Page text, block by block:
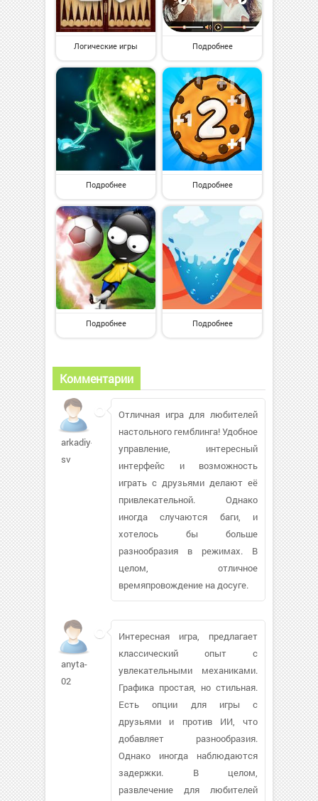
Логические игры Подробнее
Подробнее Подробнее
Подробнее Подробнее
Комментарии
arkadiy-
sv
Отличная игра для любителей
настольного гемблинга! Удобное
управление, интересный
интерфейс и возможность
играть с друзьями делают её
привлекательной. Однако
иногда случаются баги, и
хотелось бы больше
разнообразия в режимах. В
целом, отличное
времяпровождение на досуге.
anyta-
02
Интересная игра, предлагает
классический опыт с
увлекательными механиками.
Графика простая, но стильная.
Есть опции для игры с
друзьями и против ИИ, что
добавляет разнообразия.
Однако иногда наблюдаются
задержки. В целом,
развлечение для любителей